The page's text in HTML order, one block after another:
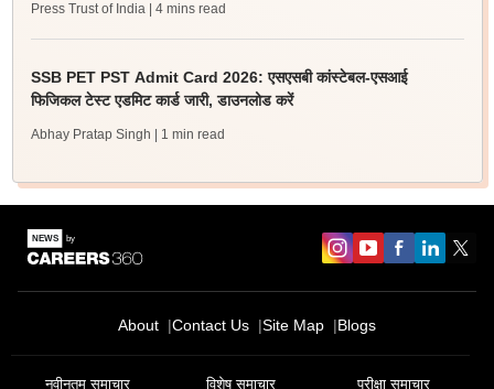
Press Trust of India | 4 mins read
SSB PET PST Admit Card 2026: एसएसबी कांस्टेबल-एसआई
फिजिकल टेस्ट एडमिट कार्ड जारी, डाउनलोड करें
Abhay Pratap Singh | 1 min read
About Contact Us Site Map Blogs
नवीनतम समाचार विशेष समाचार परीक्षा समाचार